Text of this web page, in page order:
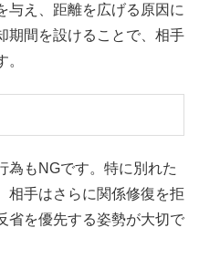
与え、距離を広げる原因に
期間を設けることで、相手
為もNGです。特に別れた
相手はさらに関係修復を拒
省を優先する姿勢が大切で